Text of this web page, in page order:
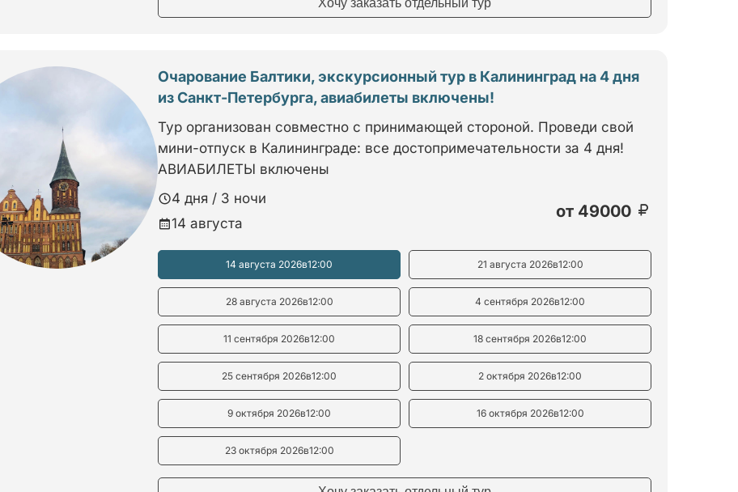
Хочу заказать отдельный тур
Очарование Балтики, экскурсионный тур в Калининград на 4 дня
из Санкт-Петербурга, авиабилеты включены!
Тур организован совместно с принимающей стороной. Проведи свой
мини-отпуск в Калининграде: все достопримечательности за 4 дня!
АВИАБИЛЕТЫ включены
4 дня / 3 ночи
14 августа
от 49000
14 августа 2026в12:00 21 августа 2026в12:00
28 августа 2026в12:00 4 сентября 2026в12:00
11 сентября 2026в12:00 18 сентября 2026в12:00
25 сентября 2026в12:00 2 октября 2026в12:00
9 октября 2026в12:00 16 октября 2026в12:00
23 октября 2026в12:00